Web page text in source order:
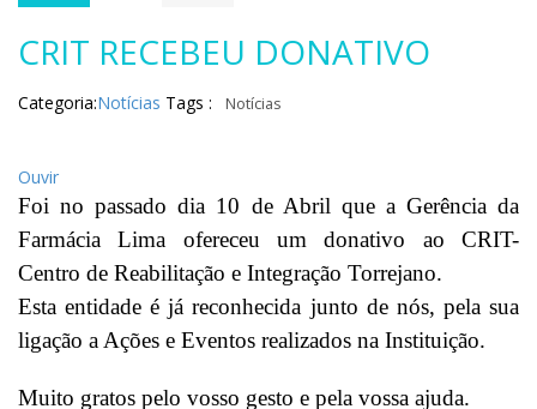
CRIT RECEBEU DONATIVO
Categoria:Notícias Tags : Notícias
Ouvir
Foi no passado dia 10 de Abril que a Gerência da
Farmácia Lima ofereceu um donativo ao CRIT-
Centro de Reabilitação e Integração Torrejano.
Esta entidade é já reconhecida junto de nós, pela sua
ligação a Ações e Eventos realizados na Instituição.
Muito gratos pelo vosso gesto e pela vossa ajuda.